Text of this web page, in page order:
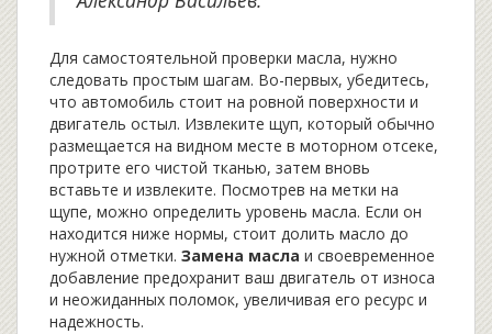
Для самостоятельной проверки масла, нужно
следовать простым шагам. Во-первых, убедитесь,
что автомобиль стоит на ровной поверхности и
двигатель остыл. Извлеките щуп, который обычно
размещается на видном месте в моторном отсеке,
протрите его чистой тканью, затем вновь
вставьте и извлеките. Посмотрев на метки на
щупе, можно определить уровень масла. Если он
находится ниже нормы, стоит долить масло до
нужной отметки. Замена масла и своевременное
добавление предохранит ваш двигатель от износа
и неожиданных поломок, увеличивая его ресурс и
надежность.